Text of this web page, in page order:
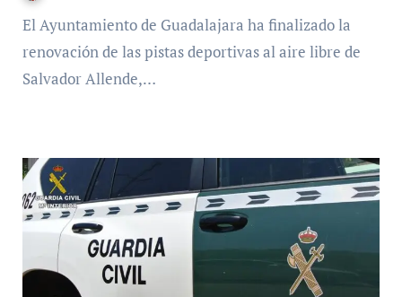
El Ayuntamiento de Guadalajara ha finalizado la
renovación de las pistas deportivas al aire libre de
Salvador Allende,…